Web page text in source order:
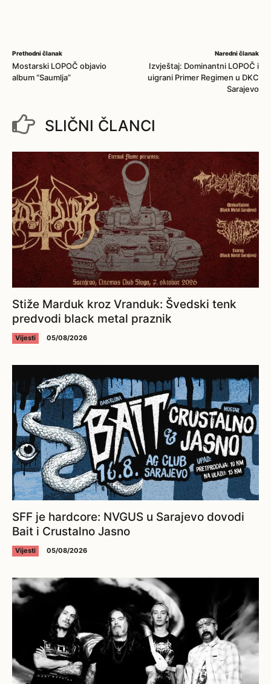
Prethodni članak
Mostarski LOPOČ objavio
album “Saumlja”
Naredni članak
Izvještaj: Dominantni LOPOČ i
uigrani Primer Regimen u DKC
Sarajevo
SLIČNI ČLANCI
Stiže Marduk kroz Vranduk: Švedski tenk
predvodi black metal praznik
Vijesti 05/08/2026
SFF je hardcore: NVGUS u Sarajevo dovodi
Bait i Crustalno Jasno
Vijesti 05/08/2026